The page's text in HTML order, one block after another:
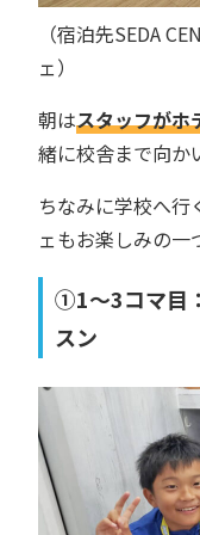
（宿泊先SEDA
ェ）
朝はスタッフがホ
緒に校舎まで向か
ちなみに学校へ行
ェもお楽しみの一
①1〜3コマ目
スン